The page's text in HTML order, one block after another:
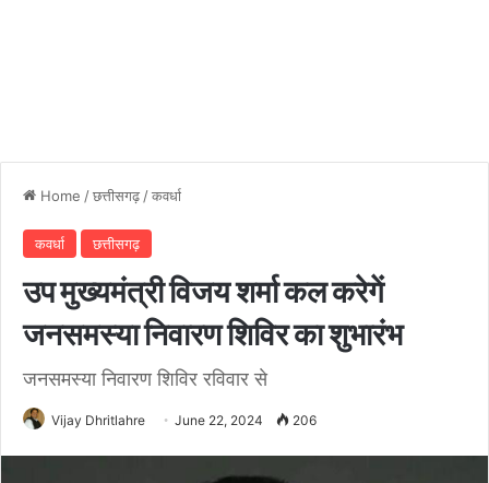
Home /छत्तीसगढ़ /कवर्धा
कवर्धा छत्तीसगढ़
उप मुख्यमंत्री विजय शर्मा कल करेगें
जनसमस्या निवारण शिविर का शुभारंभ
जनसमस्या निवारण शिविर रविवार से
Vijay Dhritlahre June 22, 2024 206